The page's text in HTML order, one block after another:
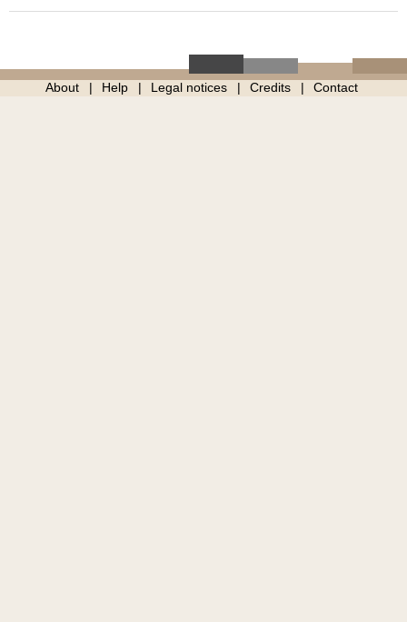
About Help Legal notices Credits Contact